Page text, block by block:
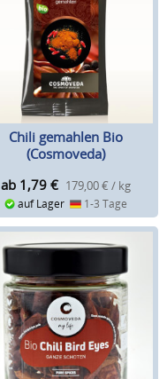
Chili gemahlen Bio
(Cosmoveda)
ab 1,79 € 179,00 € / kg
auf Lager 1-3 Tage